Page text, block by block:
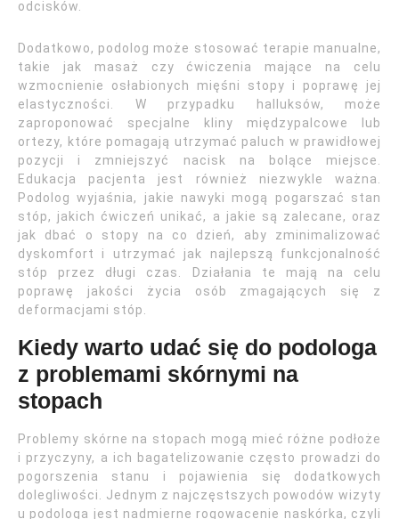
odcisków.
Dodatkowo, podolog może stosować terapie manualne,
takie jak masaż czy ćwiczenia mające na celu
wzmocnienie osłabionych mięśni stopy i poprawę jej
elastyczności. W przypadku halluksów, może
zaproponować specjalne kliny międzypalcowe lub
ortezy, które pomagają utrzymać paluch w prawidłowej
pozycji i zmniejszyć nacisk na bolące miejsce.
Edukacja pacjenta jest również niezwykle ważna.
Podolog wyjaśnia, jakie nawyki mogą pogarszać stan
stóp, jakich ćwiczeń unikać, a jakie są zalecane, oraz
jak dbać o stopy na co dzień, aby zminimalizować
dyskomfort i utrzymać jak najlepszą funkcjonalność
stóp przez długi czas. Działania te mają na celu
poprawę jakości życia osób zmagających się z
deformacjami stóp.
Kiedy warto udać się do podologa
z problemami skórnymi na
stopach
Problemy skórne na stopach mogą mieć różne podłoże
i przyczyny, a ich bagatelizowanie często prowadzi do
pogorszenia stanu i pojawienia się dodatkowych
dolegliwości. Jednym z najczęstszych powodów wizyty
u podologa jest nadmierne rogowacenie naskórka, czyli